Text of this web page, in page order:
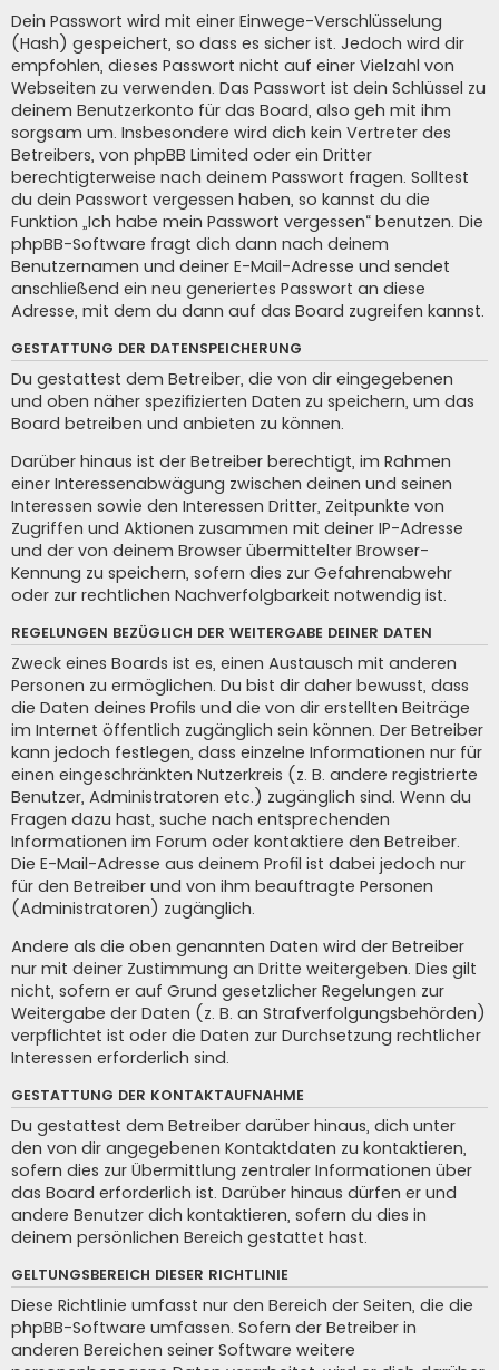
Dein Passwort wird mit einer Einwege-Verschlüsselung
(Hash) gespeichert, so dass es sicher ist. Jedoch wird dir
empfohlen, dieses Passwort nicht auf einer Vielzahl von
Webseiten zu verwenden. Das Passwort ist dein Schlüssel zu
deinem Benutzerkonto für das Board, also geh mit ihm
sorgsam um. Insbesondere wird dich kein Vertreter des
Betreibers, von phpBB Limited oder ein Dritter
berechtigterweise nach deinem Passwort fragen. Solltest
du dein Passwort vergessen haben, so kannst du die
Funktion „Ich habe mein Passwort vergessen“ benutzen. Die
phpBB-Software fragt dich dann nach deinem
Benutzernamen und deiner E-Mail-Adresse und sendet
anschließend ein neu generiertes Passwort an diese
Adresse, mit dem du dann auf das Board zugreifen kannst.
GESTATTUNG DER DATENSPEICHERUNG
Du gestattest dem Betreiber, die von dir eingegebenen
und oben näher spezifizierten Daten zu speichern, um das
Board betreiben und anbieten zu können.
Darüber hinaus ist der Betreiber berechtigt, im Rahmen
einer Interessenabwägung zwischen deinen und seinen
Interessen sowie den Interessen Dritter, Zeitpunkte von
Zugriffen und Aktionen zusammen mit deiner IP-Adresse
und der von deinem Browser übermittelter Browser-
Kennung zu speichern, sofern dies zur Gefahrenabwehr
oder zur rechtlichen Nachverfolgbarkeit notwendig ist.
REGELUNGEN BEZÜGLICH DER WEITERGABE DEINER DATEN
Zweck eines Boards ist es, einen Austausch mit anderen
Personen zu ermöglichen. Du bist dir daher bewusst, dass
die Daten deines Profils und die von dir erstellten Beiträge
im Internet öffentlich zugänglich sein können. Der Betreiber
kann jedoch festlegen, dass einzelne Informationen nur für
einen eingeschränkten Nutzerkreis (z. B. andere registrierte
Benutzer, Administratoren etc.) zugänglich sind. Wenn du
Fragen dazu hast, suche nach entsprechenden
Informationen im Forum oder kontaktiere den Betreiber.
Die E-Mail-Adresse aus deinem Profil ist dabei jedoch nur
für den Betreiber und von ihm beauftragte Personen
(Administratoren) zugänglich.
Andere als die oben genannten Daten wird der Betreiber
nur mit deiner Zustimmung an Dritte weitergeben. Dies gilt
nicht, sofern er auf Grund gesetzlicher Regelungen zur
Weitergabe der Daten (z. B. an Strafverfolgungsbehörden)
verpflichtet ist oder die Daten zur Durchsetzung rechtlicher
Interessen erforderlich sind.
GESTATTUNG DER KONTAKTAUFNAHME
Du gestattest dem Betreiber darüber hinaus, dich unter
den von dir angegebenen Kontaktdaten zu kontaktieren,
sofern dies zur Übermittlung zentraler Informationen über
das Board erforderlich ist. Darüber hinaus dürfen er und
andere Benutzer dich kontaktieren, sofern du dies in
deinem persönlichen Bereich gestattet hast.
GELTUNGSBEREICH DIESER RICHTLINIE
Diese Richtlinie umfasst nur den Bereich der Seiten, die die
phpBB-Software umfassen. Sofern der Betreiber in
anderen Bereichen seiner Software weitere